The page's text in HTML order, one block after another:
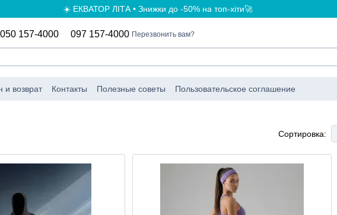
☀️ ЕКВАТОР ЛІТА • Знижки до -50% на топ-хіти🚀
050 157-4000 097 157-4000 Перезвонить вам?
и возврат Контакты Полезные советы
Пользовательское соглашение
Сортировка: